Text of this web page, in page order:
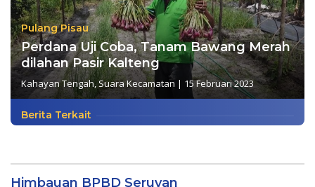
Pulang Pisau
Perdana Uji Coba, Tanam Bawang Merah
dilahan Pasir Kalteng
Kahayan Tengah,Suara Kecamatan | 15 Februari 2023
Berita Terkait
Himbauan BPBD Seruyan